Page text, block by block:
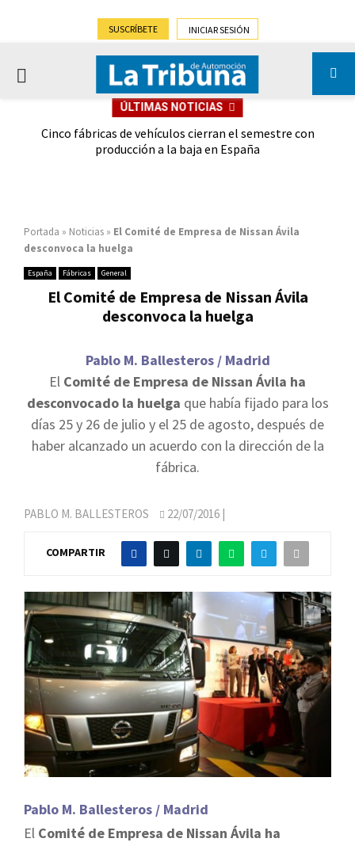
SUSCRÍBETE INICIAR SESIÓN
PRIMARY
ÚLTIMAS NOTICIAS
Cinco fábricas de vehículos cierran el semestre con
producción a la baja en España
Portada » Noticias » El Comité de Empresa de Nissan Ávila
desconvoca la huelga
España Fábricas General
El Comité de Empresa de Nissan Ávila
desconvoca la huelga
Pablo M. Ballesteros / Madrid
El Comité de Empresa de Nissan Ávila ha
desconvocado la huelga que había fijado para los
días 25 y 26 de julio y el 25 de agosto, después de
haber alcanzado un acuerdo con la dirección de la
fábrica.
PABLO M. BALLESTEROS 22/07/2016 |
COMPARTIR
Pablo M. Ballesteros / Madrid
El Comité de Empresa de Nissan Ávila ha